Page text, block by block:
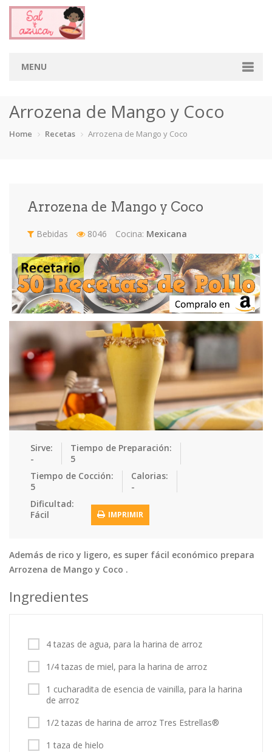
MENU
Categorias
Cremas
Ensaladas Equipment Frutas Galletas
Gelatinas Guarnicion… Helados Hot Dogs
Huevos Mariscos Mermeladas Muffins
Panes Para Niños Pastas Pasteles
Pizzas Platos Fue… Pollo
Postres Recetas de… Recetas Do… Recetas Fá…
Recetas Me… Recetas Na…
Sandwiches Snacks
Tacos
Tortas Vegetales
Vegetarian…
Tips y Trucos
Entrar / Registrarse
Arrozena de Mango y Coco
Home Recetas Arrozena de Mango y Coco
Arrozena de Mango y Coco
Bebidas 8046 Cocina: Mexicana
Sirve:
-
Tiempo de Preparación:
5
Tiempo de Cocción:
5
Calorias:
-
Dificultad:
Fácil
IMPRIMIR
Además de rico y ligero, es super fácil económico prepara
Arrozena de Mango y Coco .
Ingredientes
4 tazas de agua, para la harina de arroz
1/4 tazas de miel, para la harina de arroz
1 cucharadita de esencia de vainilla, para la harina
de arroz
1/2 tazas de harina de arroz Tres Estrellas®
1 taza de hielo